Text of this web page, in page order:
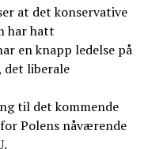
at det konservative
har hatt
en knapp ledelse på
det liberale
til det kommende
Polens nåværende